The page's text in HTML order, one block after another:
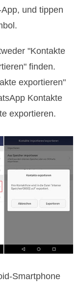
und tippen
"Kontakte
finden.
exportieren"
Kontakte
exportieren.
Smartphone